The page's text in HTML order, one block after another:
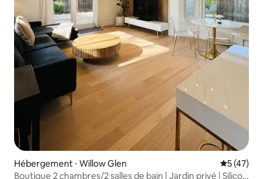
Hébergement ⋅ Willow Glen
5 (47)
Boutique 2 chambres/2 salles de bain | Jardin privé | Silicon